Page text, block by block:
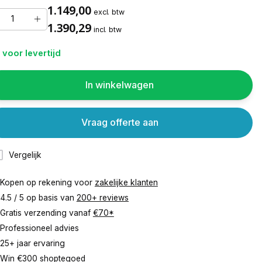
1.149,00 excl. btw
1.390,29 incl. btw
voor levertijd
In winkelwagen
Vergelijk
Vraag offerte aan
Kopen op rekening voor zakelijke klanten
4.5 / 5 op basis van 200+ reviews
Gratis verzending vanaf €70*
Professioneel advies
25+ jaar ervaring
Win €300 shoptegoed